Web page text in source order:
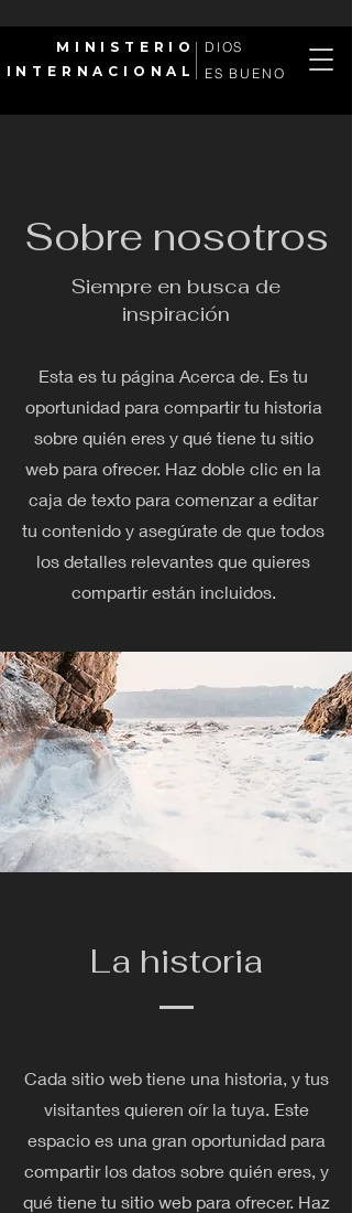
MINISTERIO
INTERNACIONAL
DIOS
ES BUENO
Sobre nosotros
Siempre en busca de
inspiración
Esta es tu página Acerca de. Es tu
oportunidad para compartir tu historia
sobre quién eres y qué tiene tu sitio
web para ofrecer. Haz doble clic en la
caja de texto para comenzar a editar
tu contenido y asegúrate de que todos
los detalles relevantes que quieres
compartir están incluidos.
La historia
Cada sitio web tiene una historia, y tus
visitantes quieren oír la tuya. Este
espacio es una gran oportunidad para
compartir los datos sobre quién eres, y
qué tiene tu sitio web para ofrecer. Haz